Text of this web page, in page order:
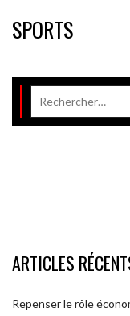
SPORTS
ARTICLES
Repenser le rôle